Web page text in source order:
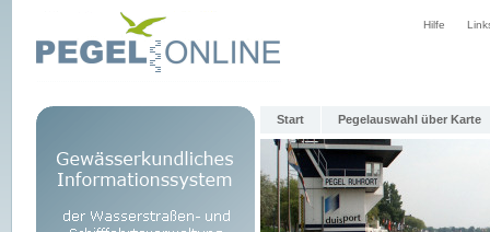
Hilfe
Start Pegelauswahl über Karte